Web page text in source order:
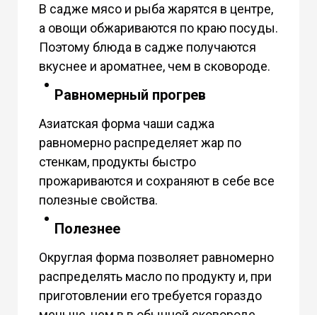
В садже мясо и рыба жарятся в центре,
а овощи обжариваются по краю посуды.
Поэтому блюда в садже получаются
вкуснее и ароматнее, чем в сковороде.
Равномерный прогрев
Азиатская форма чаши саджа
равномерно распределяет жар по
стенкам, продукты быстро
прожариваются и сохраняют в себе все
полезные свойства.
Полезнее
Округлая форма позволяет равномерно
распределять масло по продукту и, при
приготовлении его требуется гораздо